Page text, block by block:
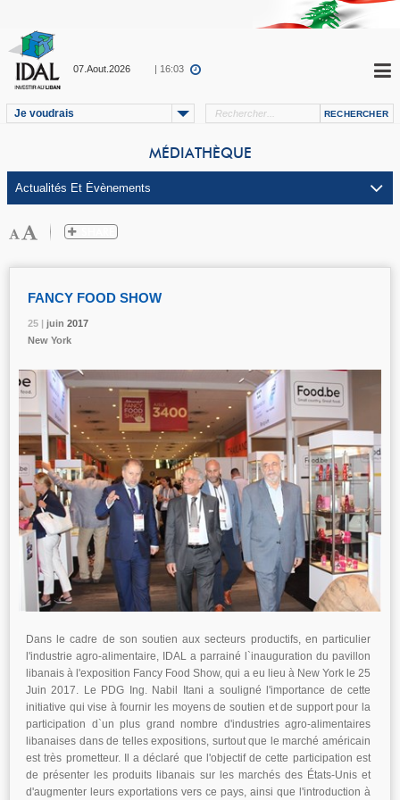
07.Aout.2026 | 16:03
Je voudrais
MÉDIATHÈQUE
25 | juin 2017
FANCY FOOD SHOW
25 | juin 2017
New York
25 | juin 2017
Dans le cadre de son soutien aux secteurs productifs, en particulier
l'industrie agro-alimentaire, IDAL a parrainé l`inauguration du pavillon
libanais à l'exposition Fancy Food Show, qui a eu lieu à New York le 25
Juin 2017. Le PDG Ing. Nabil Itani a souligné l'importance de cette
initiative qui vise à fournir les moyens de soutien et de support pour la
participation d`un plus grand nombre d'industries agro-alimentaires
libanaises dans de telles expositions, surtout que le marché américain
est très prometteur. Il a déclaré que l'objectif de cette participation est
de présenter les produits libanais sur les marchés des États-Unis et
d'augmenter leurs exportations vers ce pays, ainsi que l'introduction à